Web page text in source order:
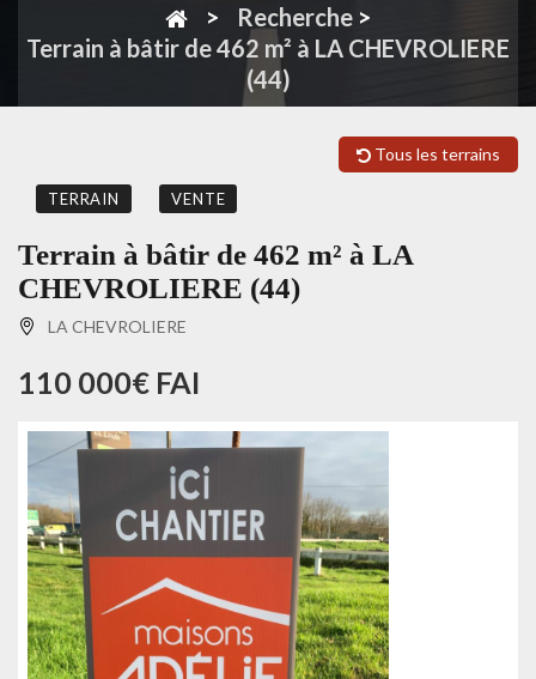
Recherche >
Terrain à bâtir de 462 m² à LA CHEVROLIERE
(44)
Tous les terrains
TERRAIN VENTE
Terrain à bâtir de 462 m² à LA
CHEVROLIERE (44)
LA CHEVROLIERE
110 000€ FAI